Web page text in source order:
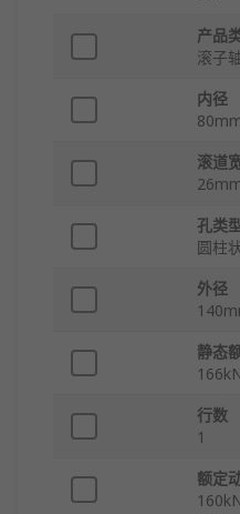
产品
滚子
内径
滚道
孔类
圆柱
外径
静态
行数
1
额定